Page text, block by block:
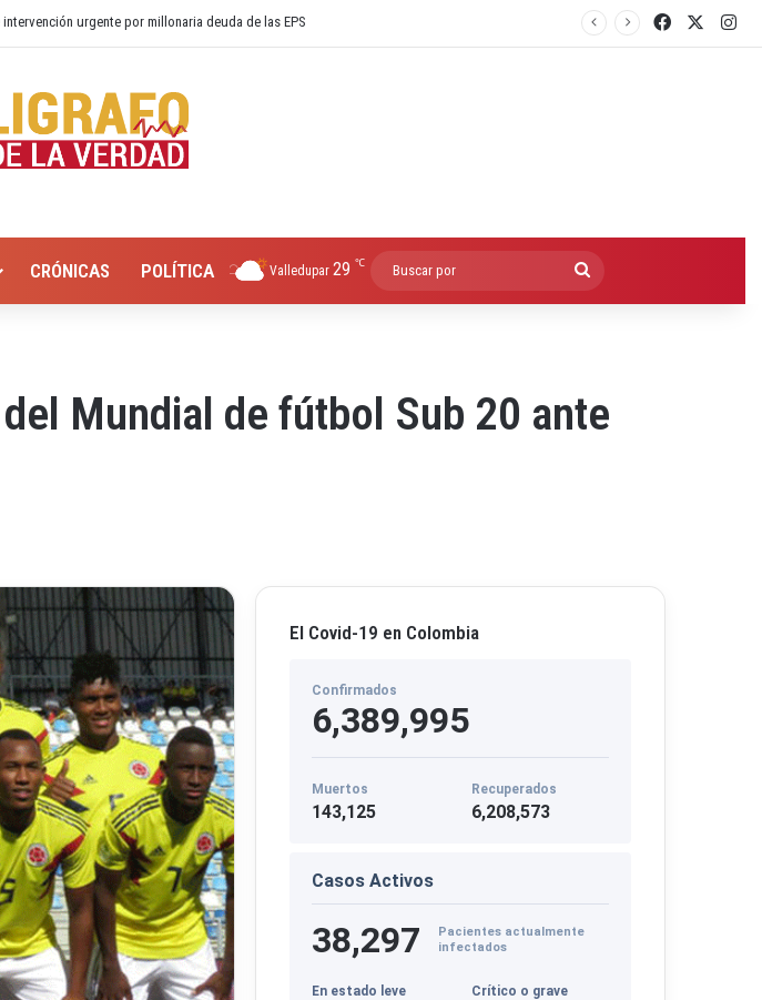
recuperar el río Guatapurí Facebook
CRÓNICAS POLÍTICA Valledupar 29 ℃
Buscar
por
Mundial de fútbol Sub 20 ante
El Covid-19 en Colombia
Confirmados
6,389,995
Muertos
143,125
Recuperados
6,208,573
Casos Activos
38,297
Pacientes actualmente
infectados
En estado leve Crítico o grave